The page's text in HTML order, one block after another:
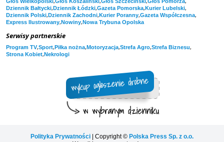
Dziennik Bałtycki,Dziennik Łódzki,Gazeta Pomorska,Kurier Lubelski,
Dziennik Polski,Dziennik Zachodni,Kurier Poranny,Gazeta Współczesna,
Express Ilustrowany,Nowiny,Nowa Trybuna Opolska
Serwisy partnerskie
Program TV,Sport,Piłka nożna,Motoryzacja,Strefa Agro,Strefa Biznesu,
Strona Kobiet,Nekrologi
Polityka Prywatności | Copyright © Polska Press Sp. z o.o.